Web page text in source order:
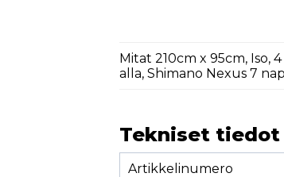
Mitat 210cm x 95cm, Iso,
alla, Shimano Nexus 7
Tekniset tiedot
Artikkelinumero